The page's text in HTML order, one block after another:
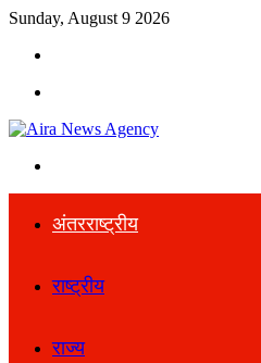
Sunday, August 9 2026
अंतरराष्ट्रीय
राष्ट्रीय
राज्य